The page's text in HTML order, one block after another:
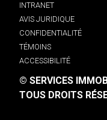
INTRANET
AVIS JURIDIQUE
CONFIDENTIALITÉ
TÉMOINS
ACCESSIBILITÉ
© SERVICES
TOUS DROITS